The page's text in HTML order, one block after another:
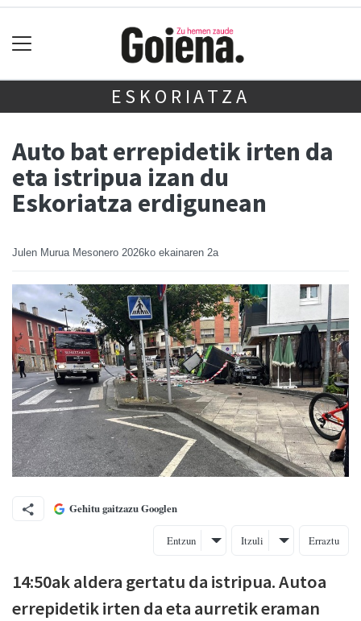
ESKORIATZA
Auto bat errepidetik irten da
eta istripua izan du
Eskoriatza erdigunean
Julen Murua Mesonero 2026ko ekainaren 2a
Gehitu gaitzazu Googlen
Entzun Itzuli Erraztu
14:50ak aldera gertatu da istripua. Autoa
errepidetik irten da eta aurretik eraman